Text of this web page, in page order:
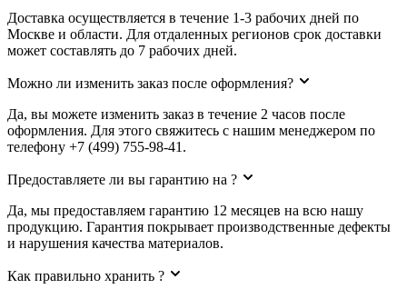
Доставка осуществляется в течение 1-3 рабочих дней по
Москве и области. Для отдаленных регионов срок доставки
может составлять до 7 рабочих дней.
Можно ли изменить заказ после оформления?
Да, вы можете изменить заказ в течение 2 часов после
оформления. Для этого свяжитесь с нашим менеджером по
телефону +7 (499) 755-98-41.
Предоставляете ли вы гарантию на ?
Да, мы предоставляем гарантию 12 месяцев на всю нашу
продукцию. Гарантия покрывает производственные дефекты
и нарушения качества материалов.
Как правильно хранить ?